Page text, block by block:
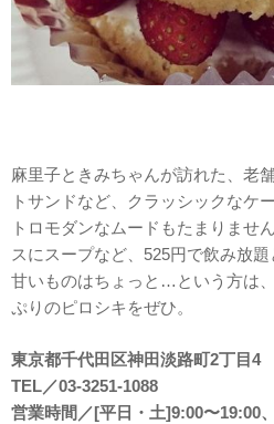
麻里子ときみちゃんが訪れた、老
トサンドなど、クラッシックなケ
トロモダンなムードもたまりませ
スにスープなど、525円で飲み放
甘いものはちょっと…という方は
ぷりのピロシキをぜひ。
東京都千代田区神田淡路町2丁目4
TEL／03-3251-1088
営業時間／[平日・土]9:00〜19:00